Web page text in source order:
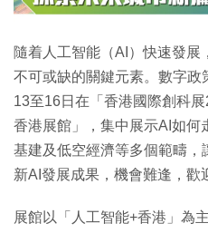
隨着人工智能（AI）快速發展
不可或缺的關鍵元素。數字政
13至16日在「香港國際創科
香港展館」，集中展示AI如何
基建及低空經濟等多個範疇
新AI發展成果，機會難逢，歡
展館以「人工智能+香港」為